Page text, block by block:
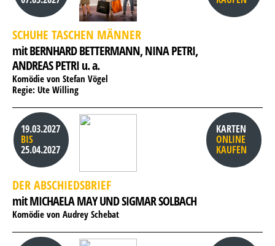
SCHUHE TASCHEN MÄNNER
mit BERNHARD BETTERMANN, NINA PETRI,
ANDREAS PETRI u. a.
Komödie von Stefan Vögel
Regie: Ute Willing
19.03.2027
BIS
25.04.2027
DER ABSCHIEDSBRIEF
mit MICHAELA MAY UND SIGMAR SOLBACH
Komödie von Audrey Schebat
KARTEN
ONLINE
KAUFEN